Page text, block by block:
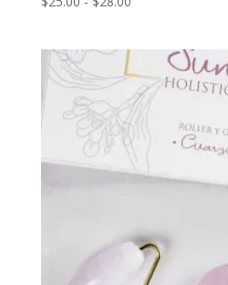
desde
$25.00
hasta
$28.00